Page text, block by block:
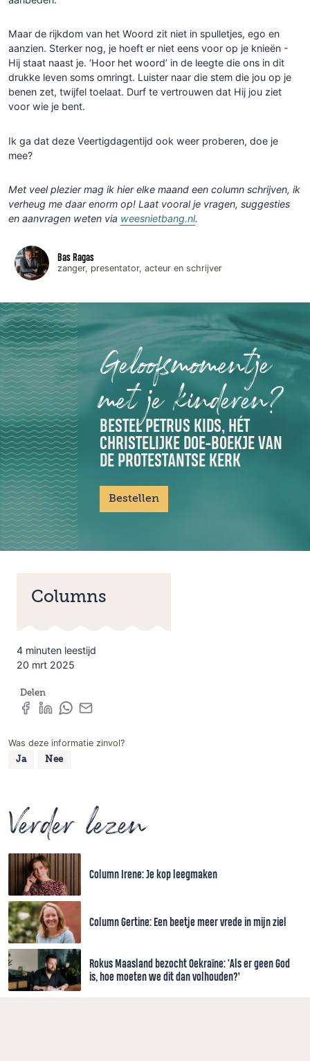
Maar de rijkdom van het Woord zit niet in spulletjes, ego en
aanzien. Sterker nog, je hoeft er niet eens voor op je knieën -
Hij staat naast je. ‘Hoor het woord’ in de leegte die ons in dit
drukke leven soms omringt. Luister naar die stem die jou op je
benen zet, twijfel toelaat. Durf te vertrouwen dat Hij jou ziet
voor wie je bent.
Ik ga dat deze Veertigdagentijd ook weer proberen, doe je
mee?
Met veel plezier mag ik hier elke maand een column schrijven, ik
verheug me daar enorm op! Laat vooral je vragen, suggesties
en aanvragen weten via weesnietbang.nl.
Bas Ragas
zanger, presentator, acteur en schrijver
Geloofsmomentje
met je kinderen?
BESTEL PETRUS KIDS, HÉT
CHRISTELIJKE DOE-BOEKJE VAN
DE PROTESTANTSE KERK
Bestellen
Columns
4 minuten leestijd
20 mrt 2025
Delen
Was deze informatie zinvol?
Ja Nee
Verder lezen
Column Irene: Je kop leegmaken
Column Gertine: Een beetje meer vrede in mijn ziel
Rokus Maasland bezocht Oekraïne: 'Als er geen God
is, hoe moeten we dit dan volhouden?’